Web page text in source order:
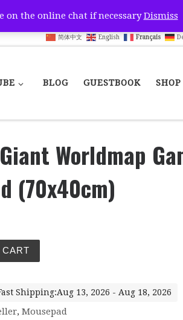
on the online chat if necessaryDismiss
简体中文 English Français
BLOG GUESTBOOK SHOP
Worldmap
(70x40cm)
Shipping:Aug 13, 2026 - Aug 18, 2026
,Mousepad